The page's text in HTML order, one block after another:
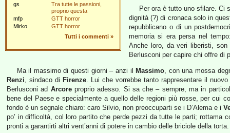
gs
Tra tutte le passioni,
proprio questa
mfp
GTT horror
Mirko
GTT horror
Tutti i commenti »
Per ora è tutto uno sfilare. Ci
dignità (?) di cronaca solo in
repubblicano o di un
memoria si era persa nel
Anche loro, da veri liberisti,
Berlusconi per capire chi offre di
Ma il massimo di questi giorni – anzi il Massimo, con una mossa
Renzi, sindaco di Firenze. Lui che vorrebbe tanto rappresentare il
Berlusconi ad Arcoreproprio adesso. Si sa che – sempre, ma in
bene del Paese e specialmente a quello delle regioni più rosse, per cui
fondo è un segnale chiaro: caro Silvio, non preoccuparti se i D’Alema e i
po’ in difficoltà, col loro partito che perde pezzi da tutte le parti; rottama
pronti a garantirti altri vent’anni di potere in cambio delle briciole della torta.